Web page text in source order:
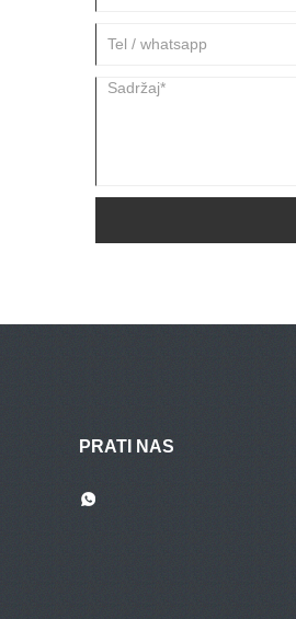
PRATI NAS